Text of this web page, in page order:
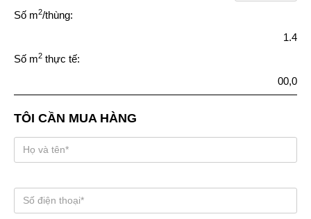
Số m2/thùng:
1.4
Số m2 thực tế:
00,0
TÔI CẦN MUA HÀNG